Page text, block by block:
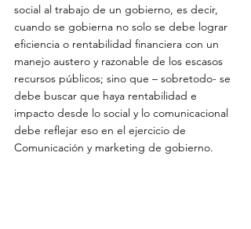
social al trabajo de un gobierno, es decir,
cuando se gobierna no solo se debe lograr
eficiencia o rentabilidad financiera con un
manejo austero y razonable de los escasos
recursos públicos; sino que – sobretodo- se
debe buscar que haya rentabilidad e
impacto desde lo social y lo comunicacional
debe reflejar eso en el ejercicio de
Comunicación y marketing de gobierno.